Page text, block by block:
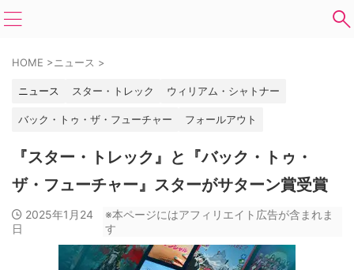
HOME >ニュース >
ニュース スター・トレック ウィリアム・シャトナー
バック・トゥ・ザ・フューチャー フォールアウト
『スター・トレック』と『バック・トゥ・
ザ・フューチャー』スターがサターン賞受賞
2025年1月24
日
※本ページにはアフィリエイト広告が含まれま
す